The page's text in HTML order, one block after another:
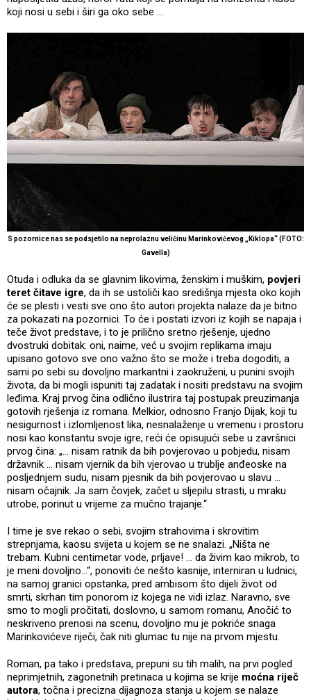
koji nosi u sebi i širi ga oko sebe …
S pozornice nas se podsjetilo na neprolaznu veličinu Marinkovićevog „Kiklopa“ (FOTO:
Gavella)
Otuda i odluka da se glavnim likovima, ženskim i muškim, povjeri
teret čitave igre, da ih se ustoliči kao središnja mjesta oko kojih
će se plesti i vesti sve ono što autori projekta nalaze da je bitno
za pokazati na pozornici. To će i postati izvori iz kojih se napaja i
teče život predstave, i to je prilično sretno rješenje, ujedno
dvostruki dobitak: oni, naime, već u svojim replikama imaju
upisano gotovo sve ono važno što se može i treba dogoditi, a
sami po sebi su dovoljno markantni i zaokruženi, u punini svojih
života, da bi mogli ispuniti taj zadatak i nositi predstavu na svojim
leđima. Kraj prvog čina odlično ilustrira taj postupak preuzimanja
gotovih rješenja iz romana. Melkior, odnosno Franjo Dijak, koji tu
nesigurnost i izlomljenost lika, nesnalaženje u vremenu i prostoru
nosi kao konstantu svoje igre, reći će opisujući sebe u završnici
prvog čina: „… nisam ratnik da bih povjerovao u pobjedu, nisam
državnik … nisam vjernik da bih vjerovao u trublje anđeoske na
posljednjem sudu, nisam pjesnik da bih povjerovao u slavu …
nisam očajnik. Ja sam čovjek, začet u sljepilu strasti, u mraku
utrobe, porinut u vrijeme za mučno trajanje.“
I time je sve rekao o sebi, svojim strahovima i skrovitim
strepnjama, kaosu svijeta u kojem se ne snalazi. „Ništa ne
trebam. Kubni centimetar vode, prljave! ... da živim kao mikrob, to
je meni dovoljno…“, ponoviti će nešto kasnije, interniran u ludnici,
na samoj granici opstanka, pred ambisom što dijeli život od
smrti, skrhan tim ponorom iz kojega ne vidi izlaz. Naravno, sve
smo to mogli pročitati, doslovno, u samom romanu, Anočić to
neskriveno prenosi na scenu, dovoljno mu je pokriće snaga
Marinkovićeve riječi, čak niti glumac tu nije na prvom mjestu.
Roman, pa tako i predstava, prepuni su tih malih, na prvi pogled
neprimjetnih, zagonetnih pretinaca u kojima se krije moćna riječ
autora, točna i precizna dijagnoza stanja u kojem se nalaze